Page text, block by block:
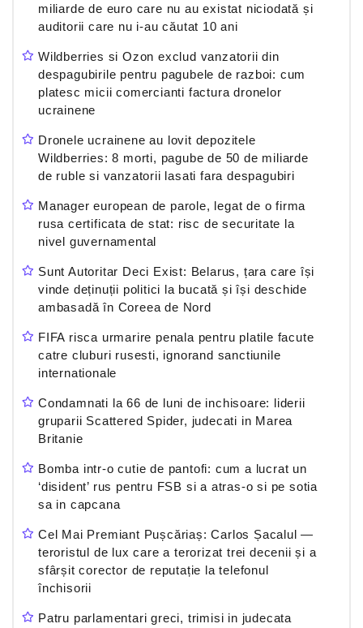
miliarde de euro care nu au existat niciodată și
auditorii care nu i-au căutat 10 ani
Wildberries si Ozon exclud vanzatorii din
despagubirile pentru pagubele de razboi: cum
platesc micii comercianti factura dronelor
ucrainene
Dronele ucrainene au lovit depozitele
Wildberries: 8 morti, pagube de 50 de miliarde
de ruble si vanzatorii lasati fara despagubiri
Manager european de parole, legat de o firma
rusa certificata de stat: risc de securitate la
nivel guvernamental
Sunt Autoritar Deci Exist: Belarus, țara care își
vinde deținuții politici la bucată și își deschide
ambasadă în Coreea de Nord
FIFA risca urmarire penala pentru platile facute
catre cluburi rusesti, ignorand sanctiunile
internationale
Condamnati la 66 de luni de inchisoare: liderii
gruparii Scattered Spider, judecati in Marea
Britanie
Bomba intr-o cutie de pantofi: cum a lucrat un
‘disident’ rus pentru FSB si a atras-o si pe sotia
sa in capcana
Cel Mai Premiant Pușcăriaș: Carlos Șacalul —
teroristul de lux care a terorizat trei decenii și a
sfârșit corector de reputație la telefonul
închisorii
Patru parlamentari greci, trimisi in judecata